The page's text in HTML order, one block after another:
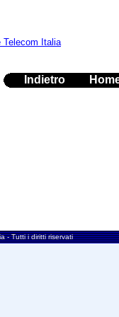
Telecom Italia
Indietro
- Tutti i diritti riservati